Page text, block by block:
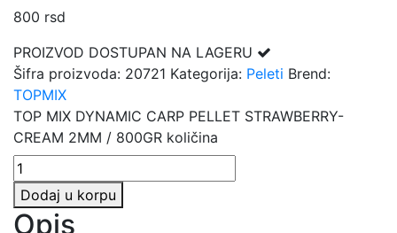
800 rsd
PROIZVOD DOSTUPAN NA LAGERU
Šifra proizvoda: 20721 Kategorija: Peleti Brend:
TOPMIX
TOP MIX DYNAMIC CARP PELLET STRAWBERRY-
CREAM 2MM / 800GR količina
Dodaj u korpu
Opis